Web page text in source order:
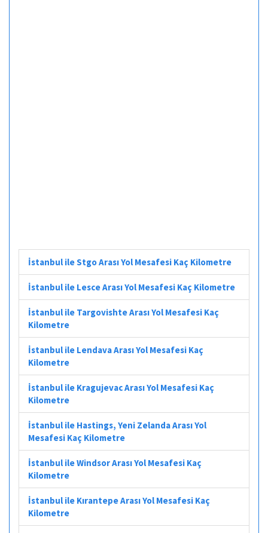
İstanbul ile Stgo Arası Yol Mesafesi Kaç Kilometre
İstanbul ile Lesce Arası Yol Mesafesi Kaç Kilometre
İstanbul ile Targovishte Arası Yol Mesafesi Kaç
Kilometre
İstanbul ile Lendava Arası Yol Mesafesi Kaç
Kilometre
İstanbul ile Kragujevac Arası Yol Mesafesi Kaç
Kilometre
İstanbul ile Hastings, Yeni Zelanda Arası Yol
Mesafesi Kaç Kilometre
İstanbul ile Windsor Arası Yol Mesafesi Kaç
Kilometre
İstanbul ile Kırantepe Arası Yol Mesafesi Kaç
Kilometre